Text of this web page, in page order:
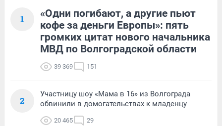
1
«Одни погибают, а другие пьют
кофе за деньги Европы»: пять
громких цитат нового начальника
МВД по Волгоградской области
39 369 151
2
Участницу шоу «Мама в 16» из Волгограда
обвинили в домогательствах к младенцу
20 465 29